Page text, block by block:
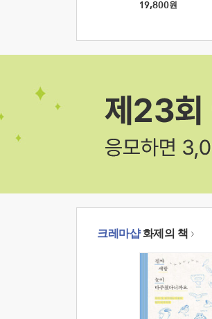
19,800원
크레마샵화제의 책